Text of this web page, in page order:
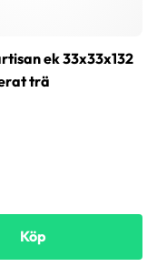
ek 33x33x132
trä
Köp